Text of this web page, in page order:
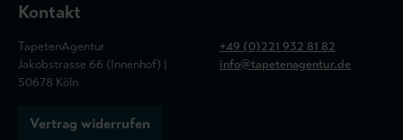
Kontakt
TapetenAgentur
Jakobstrasse 66 (Innenhof) |
50678 Köln
+49 (0)221 932 81 82
info@tapetenagentur.de
Vertrag widerrufen